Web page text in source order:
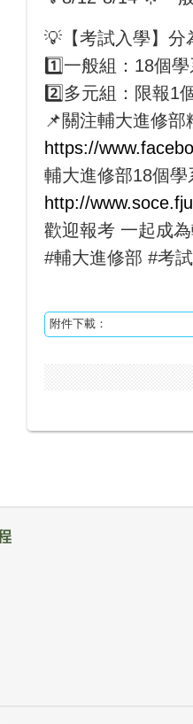
💡【考試入學】分
1️⃣一般組：18個
2️⃣多元組：限報1
📌關注輔大進修
https://
輔大進修部18個學
http://
歡迎報考 一起成
#輔大進修部 #考
附件下載：